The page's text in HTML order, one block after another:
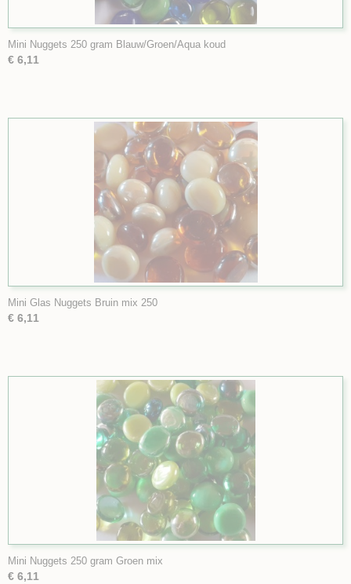
Mini Nuggets 250 gram Blauw/Groen/Aqua koud
€ 6,11
Mini Glas Nuggets Bruin mix 250
€ 6,11
Mini Nuggets 250 gram Groen mix
€ 6,11